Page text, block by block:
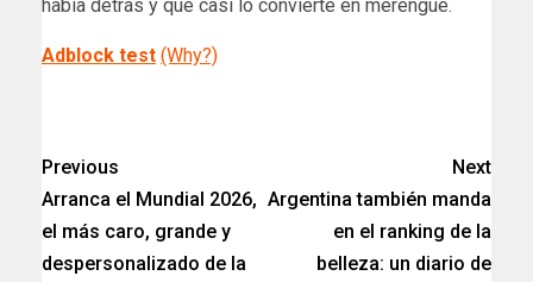
había detrás y que casi lo convierte en merengue.
Adblock test (Why?)
Previous
Arranca el Mundial 2026,
el más caro, grande y
despersonalizado de la
Next
Argentina también manda
en el ranking de la
belleza: un diario de